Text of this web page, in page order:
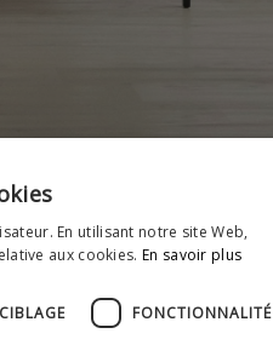
En utilisant notre site Web,
aux cookies. En savoir plus
CIBLAGE FONCTIONNALITÉ